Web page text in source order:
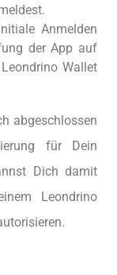
Anmelden
der App auf
Wallet
abgeschlossen
für Dein
Dich damit
Leondrino